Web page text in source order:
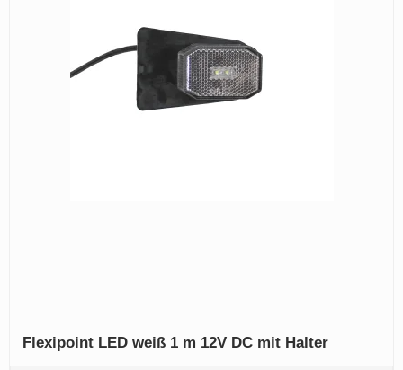
Flexipoint LED weiß 1 m 12V DC mit Halter